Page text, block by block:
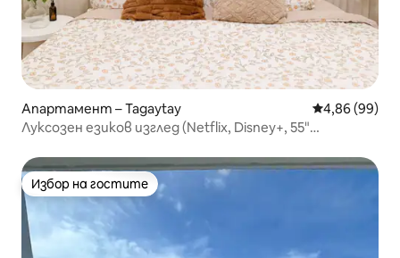
Апартамент – Tagaytay Средна
4,86 (99)
Луксозен езиков изглед (Netflix, Disney+, 55"
Избор на гостите
Избор на гостите